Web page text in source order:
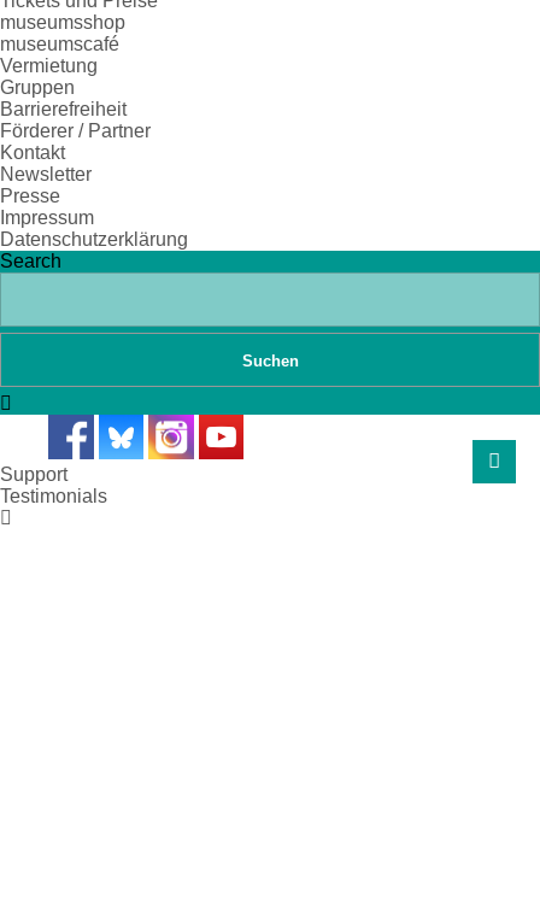
museumsshop
museumscafé
Vermietung
Gruppen
Barrierefreiheit
Förderer / Partner
Kontakt
Newsletter
Presse
Impressum
Datenschutzerklärung
Search
Support
Testimonials